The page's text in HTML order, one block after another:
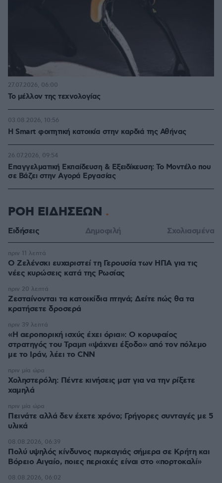
Το μέλλον της τεχνολογίας
27.07.2026, 06:00
Η Smart φοιτητική κατοικία στην καρδιά της Αθήνας
03.08.2026, 10:56
Επαγγελματική Εκπαίδευση & Εξειδίκευση: Το Mοντέλο που
σε Bάζει στην Aγορά Eργασίας
26.07.2026, 09:54
ΡΟΗ ΕΙΔΗΣΕΩΝ
Ειδήσεις Δημοφιλή Σχολιασμένα
Ο Ζελένσκι ευχαριστεί τη Γερουσία των ΗΠΑ για τις
νέες κυρώσεις κατά της Ρωσίας
πριν 11 λεπτά
Ζεσταίνονται τα κατοικίδια πτηνά; Δείτε πώς θα τα
κρατήσετε δροσερά
πριν 20 λεπτά
«Η αεροπορική ισχύς έχει όρια»: Ο κορυφαίος
στρατηγός του Τραμπ «ψάχνει έξοδο» από τον πόλεμο
με το Ιράν, λέει το CNN
πριν 39 λεπτά
Χοληστερόλη: Πέντε κινήσεις ματ για να την ρίξετε
χαμηλά
πριν μία ώρα
Πεινάτε αλλά δεν έχετε χρόνο; Γρήγορες συνταγές με 5
υλικά
πριν μία ώρα
Πολύ υψηλός κίνδυνος πυρκαγιάς σήμερα σε Κρήτη και
Βόρειο Αιγαίο, ποιες περιοχές είναι στο «πορτοκαλί»
08.08.2026, 06:39
08.08.2026, 06:02